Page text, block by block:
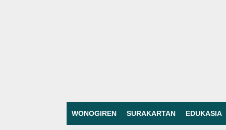
WONOGIREN SURAKARTAN EDUKASIA